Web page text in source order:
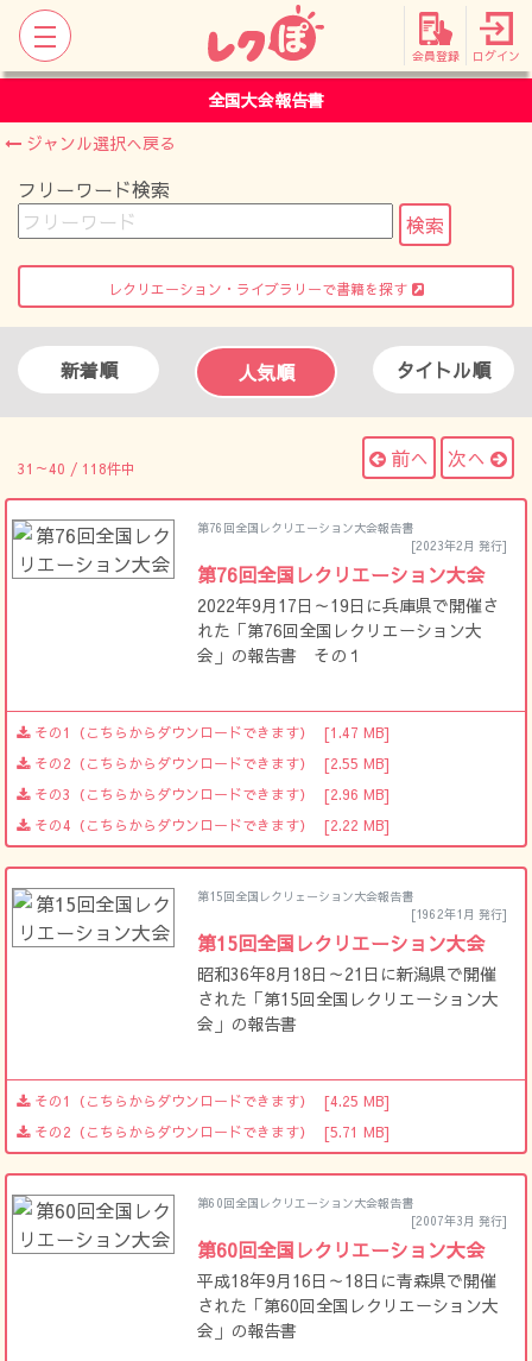
会員登録 ログイン
全国大会報告書
ジャンル選択へ戻る
フリーワード検索
レクリエーション・ライブラリーで書籍を探す
新着順 人気順 タイトル順
31～40 / 118件中 前へ 次へ
第76回全国レクリエーション大会報告書
[2023年2月 発行]
第76回全国レクリエーション大会
2022年9月17日～19日に兵庫県で開催さ
れた「第76回全国レクリエーション大
会」の報告書 その１
その1（こちらからダウンロードできます）
[1.47 MB]
その2（こちらからダウンロードできます）
[2.55 MB]
その3（こちらからダウンロードできます）
[2.96 MB]
その4（こちらからダウンロードできます）
[2.22 MB]
第15回全国レクリェーション大会報告書
[1962年1月 発行]
第15回全国レクリエーション大会
昭和36年8月18日～21日に新潟県で開催
された「第15回全国レクリエーション大
会」の報告書
その1（こちらからダウンロードできます）
[4.25 MB]
その2（こちらからダウンロードできます）
[5.71 MB]
第60回全国レクリエーション大会報告書
[2007年3月 発行]
第60回全国レクリエーション大会
平成18年9月16日～18日に青森県で開催
された「第60回全国レクリエーション大
会」の報告書